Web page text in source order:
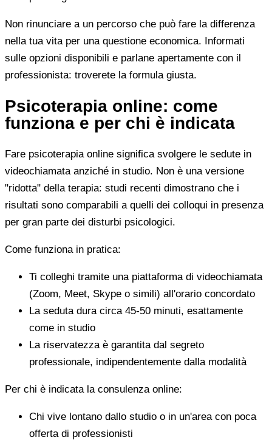
Non rinunciare a un percorso che può fare la differenza
nella tua vita per una questione economica. Informati
sulle opzioni disponibili e parlane apertamente con il
professionista: troverete la formula giusta.
Psicoterapia online: come
funziona e per chi è indicata
Fare psicoterapia online significa svolgere le sedute in
videochiamata anziché in studio. Non è una versione
"ridotta" della terapia: studi recenti dimostrano che i
risultati sono comparabili a quelli dei colloqui in presenza
per gran parte dei disturbi psicologici.
Come funziona in pratica:
Ti colleghi tramite una piattaforma di videochiamata
(Zoom, Meet, Skype o simili) all'orario concordato
La seduta dura circa 45-50 minuti, esattamente
come in studio
La riservatezza è garantita dal segreto
professionale, indipendentemente dalla modalità
Per chi è indicata la consulenza online:
Chi vive lontano dallo studio o in un'area con poca
offerta di professionisti